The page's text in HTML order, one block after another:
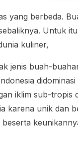
yang berbeda.
Untuk
kuliner,
jenis buah-
iklim sub-tropis
karena unik dan